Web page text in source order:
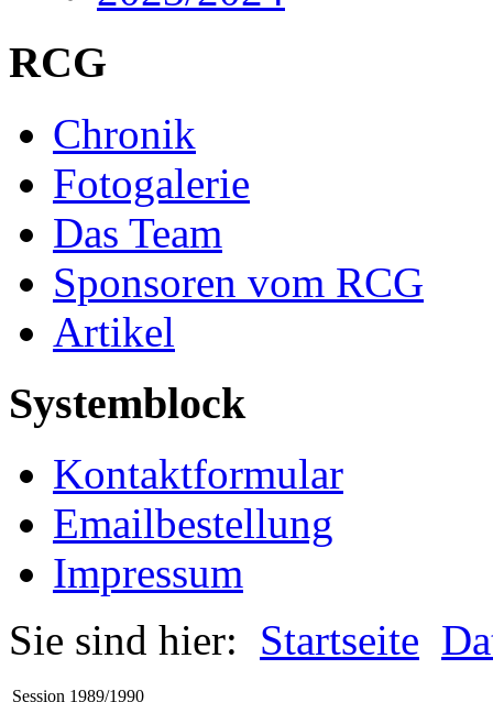
RCG
Chronik
Fotogalerie
Das Team
Sponsoren vom RCG
Artikel
Systemblock
Kontaktformular
Emailbestellung
Impressum
Sie sind hier: Startseite
Session 1989/1990